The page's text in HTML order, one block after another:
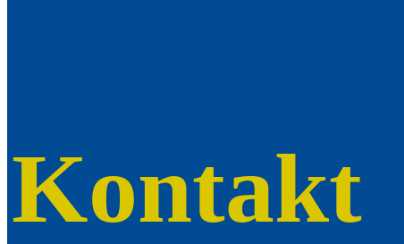
Kontakt